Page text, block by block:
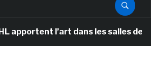
l’art dans les salles de classe